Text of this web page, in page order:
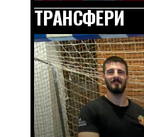
ТРАНСФЕРИ